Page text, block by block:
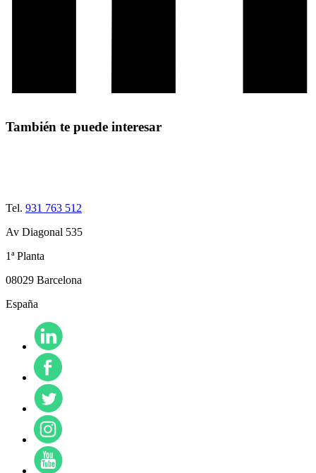
También te puede interesar
Tel. 931 763 512
Av Diagonal 535
1ª Planta
08029 Barcelona
España